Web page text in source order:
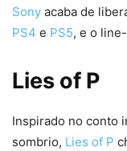
Sony acaba de
PS4 e PS5, e o
Lies of P
Inspirado no conto
sombrio, Lies of P